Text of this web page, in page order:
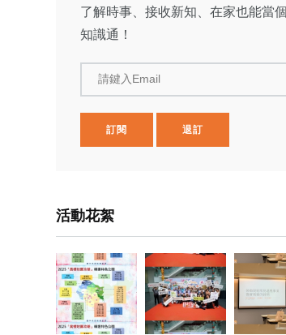
了解時事、接收新知、在家也能當個
知識通！
請鍵入Email
訂閱 退訂
活動花絮